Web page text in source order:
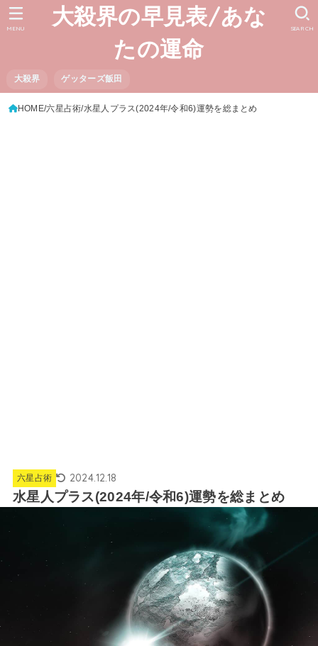
大殺界の早見表/あな
たの運命
大殺界 ゲッターズ飯田
SEARCH
MENU
HOME 六星占術 水星人プラス(2024年/令和6)運勢を総まとめ
六星占術 2024.12.18
水星人プラス(2024年/令和6)運勢を総まとめ